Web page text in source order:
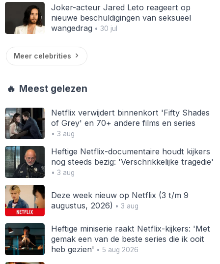
Joker-acteur Jared Leto reageert op
nieuwe beschuldigingen van seksueel
wangedrag• 30 jul
Meer celebrities
🔥 Meest gelezen
Netflix verwijdert binnenkort 'Fifty Shades
of Grey' en 70+ andere films en series
• 3 aug
Heftige Netflix-documentaire houdt kijkers
nog steeds bezig: 'Verschrikkelijke tragedie'
• 3 aug
Deze week nieuw op Netflix (3 t/m 9
augustus, 2026) • 3 aug
Heftige miniserie raakt Netflix-kijkers: 'Met
gemak een van de beste series die ik ooit
heb gezien' • 5 aug 2026